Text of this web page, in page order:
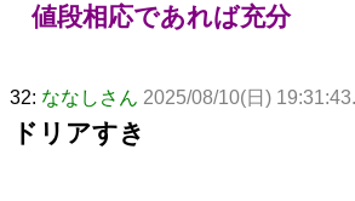
値段相応であれば充分
32: ななしさん 2025/08/10(日)
ドリアすき